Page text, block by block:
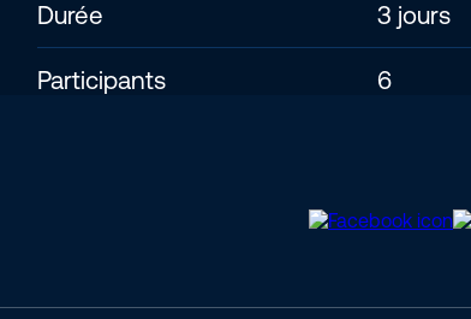
Durée 3 jours
Participants 6